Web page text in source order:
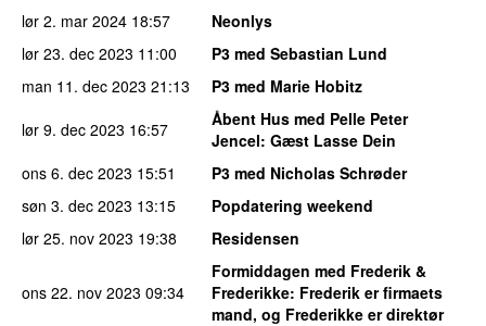
lør 2. mar 2024 18:57
Neonlys
lør 23. dec 2023 11:00
P3 med Sebastian Lund
man 11. dec 2023 21:13
P3 med Marie Hobitz
lør 9. dec 2023 16:57
Åbent Hus med Pelle Peter
Jencel: Gæst Lasse Dein
ons 6. dec 2023 15:51
P3 med Nicholas Schrøder
søn 3. dec 2023 13:15
Popdatering weekend
lør 25. nov 2023 19:38 Residensen
ons 22. nov 2023 09:34
Formiddagen med Frederik &
Frederikke: Frederik er firmaets
mand, og Frederikke er direktør